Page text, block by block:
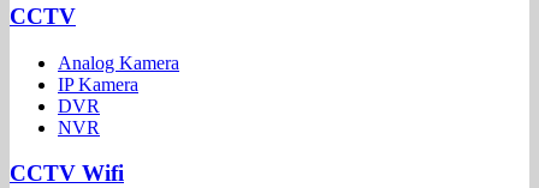
CCTV
Analog Kamera
IP Kamera
DVR
NVR
CCTV Wifi